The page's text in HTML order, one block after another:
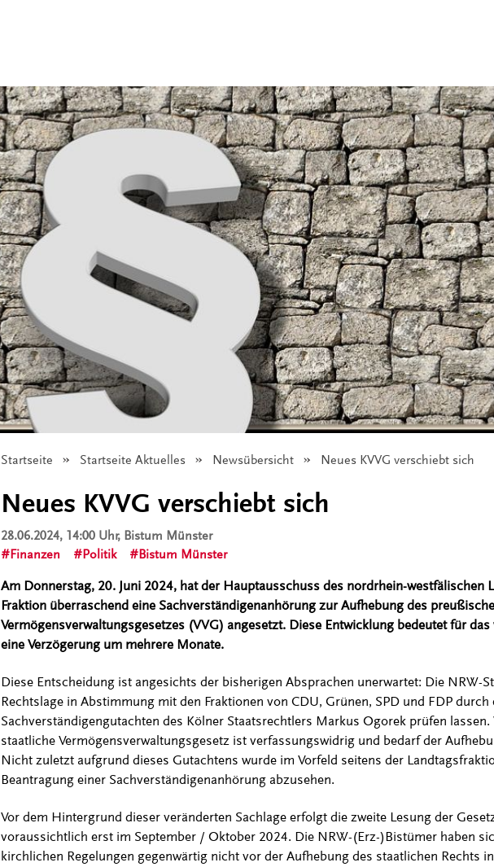
Startseite Startseite Aktuelles Newsübersicht Angezeigt:
Neues KVVG verschiebt sich
Neues KVVG verschiebt sich
28.06.2024, 14:00 Uhr, Bistum Münster
Finanzen
Politik Bistum Münster
Am Donnerstag, 20. Juni 2024, hat der Hauptausschuss des nordrhein-westfälischen
Fraktion überraschend eine Sachverständigenanhörung zur Aufhebung des
Vermögensverwaltungsgesetzes (VVG) angesetzt. Diese Entwicklung bedeutet für
eine Verzögerung um mehrere Monate.
Diese Entscheidung ist angesichts der bisherigen Absprachen unerwartet: Die NRW-
Rechtslage in Abstimmung mit den Fraktionen von CDU, Grünen, SPD und FDP durch
Sachverständigengutachten des Kölner Staatsrechtlers Markus Ogorek prüfen lassen.
staatliche Vermögensverwaltungsgesetz ist verfassungswidrig und bedarf der
Nicht zuletzt aufgrund dieses Gutachtens wurde im Vorfeld seitens der
Beantragung einer Sachverständigenanhörung abzusehen.
Vor dem Hintergrund dieser veränderten Sachlage erfolgt die zweite Lesung der
voraussichtlich erst im September / Oktober 2024. Die NRW-(Erz-)Bistümer haben
kirchlichen Regelungen gegenwärtig nicht vor der Aufhebung des staatlichen Rechts